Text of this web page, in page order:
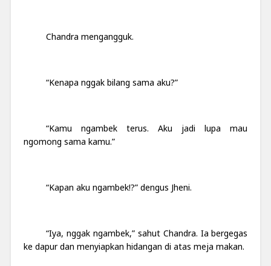
Chandra mengangguk.
“Kenapa nggak bilang sama aku?”
“Kamu ngambek terus. Aku jadi lupa mau
ngomong sama kamu.”
“Kapan aku ngambek!?” dengus Jheni.
“Iya, nggak ngambek,” sahut Chandra. Ia bergegas
ke dapur dan menyiapkan hidangan di atas meja makan.